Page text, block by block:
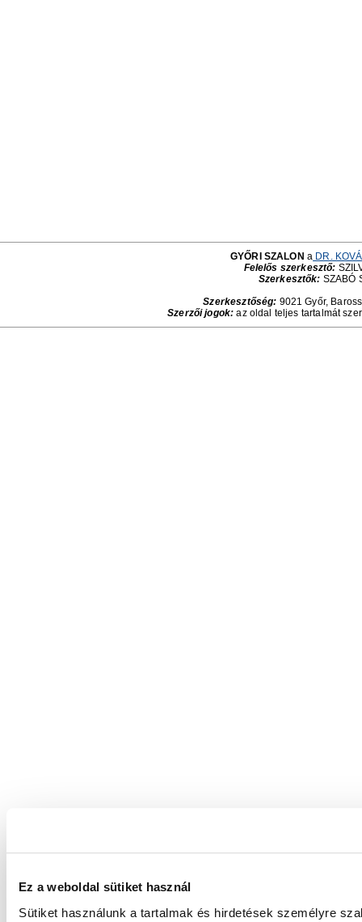
Ez a weboldal sütiket használ
Sütiket használunk a tartalmak és hirdetések személyre
GYŐRI SZALON a DR.
Felelős szerkesztő:
Szerkesztők: SZABÓ
Szerkesztőség: 9021 Győr,
Szerzői jogok: az oldal teljes tartalmát